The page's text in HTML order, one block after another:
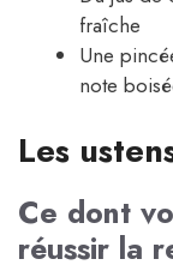
fraîche
Une
note
Les
Ce dont
réussir la